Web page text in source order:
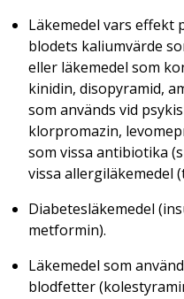
Läkemedel vars effekt
blodets kaliumvärde
eller läkemedel som
kinidin, disopyramid,
som används vid
klorpromazin,
som vissa antibiotika
vissa allergiläkemedel
Diabetesläkemedel
metformin).
Läkemedel som
blodfetter